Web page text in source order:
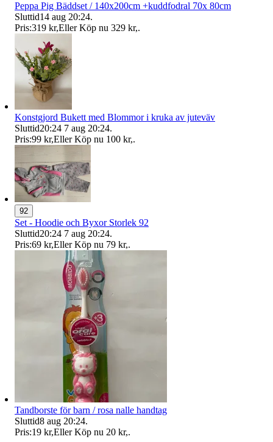
Peppa Pig Bäddset / 140x200cm +kuddfodral 70x 80cm
Sluttid14 aug 20:24.
Pris:319 kr,Eller Köp nu 329 kr,.
Konstgjord Bukett med Blommor i kruka av juteväv
Sluttid20:24 7 aug 20:24.
Pris:99 kr,Eller Köp nu 100 kr,.
92
Set - Hoodie och Byxor Storlek 92
Sluttid20:24 7 aug 20:24.
Pris:69 kr,Eller Köp nu 79 kr,.
Tandborste för barn / rosa nalle handtag
Sluttid8 aug 20:24.
Pris:19 kr,Eller Köp nu 20 kr,.